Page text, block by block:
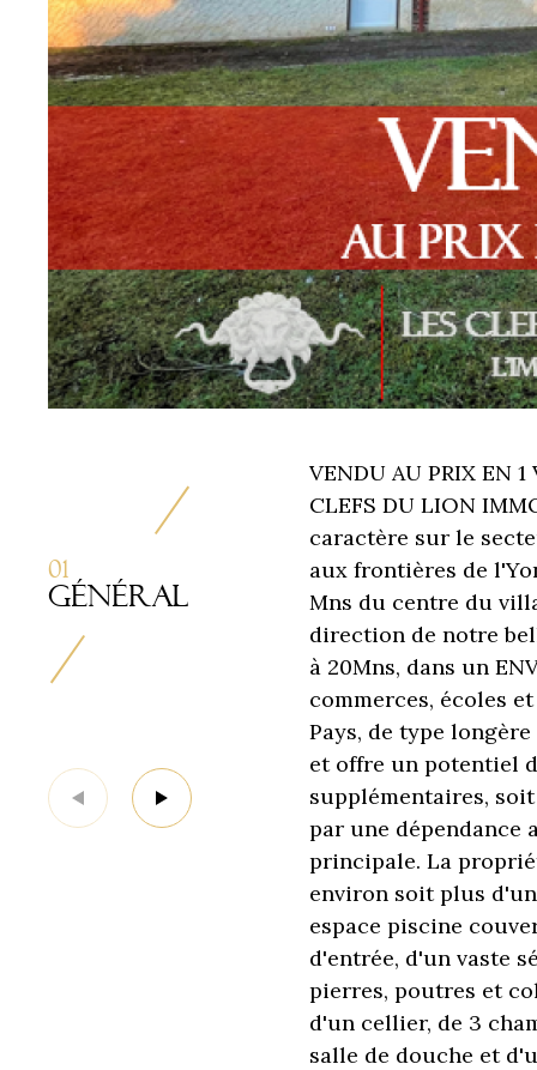
01
Général
VENDU AU PRIX EN
CLEFS DU LION
caractère sur le
aux frontières de
Mns du centre du
direction de notre
à 20Mns, dans un
commerces, écoles et
Pays, de type
et offre un potentiel
supplémentaires,
par une dépendance
principale. La
environ soit plus
espace piscine
d'entrée, d'un vaste
pierres, poutres et
d'un cellier, de 3
salle de douche et